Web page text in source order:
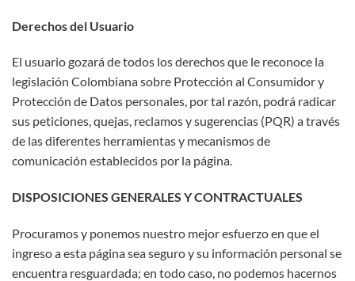
Derechos del Usuario
El usuario gozará de todos los derechos que le reconoce la
legislación Colombiana sobre Protección al Consumidor y
Protección de Datos personales, por tal razón, podrá radicar
sus peticiones, quejas, reclamos y sugerencias (PQR) a través
de las diferentes herramientas y mecanismos de
comunicación establecidos por la página.
DISPOSICIONES GENERALES Y CONTRACTUALES
Procuramos y ponemos nuestro mejor esfuerzo en que el
ingreso a esta página sea seguro y su información personal se
encuentra resguardada; en todo caso, no podemos hacernos